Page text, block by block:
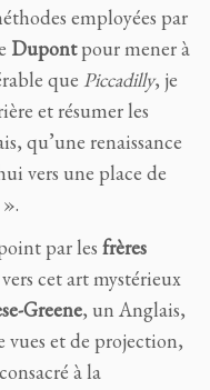
employées par
Dupontpour mener à
que Piccadilly, je
et résumer les
qu’une renaissance
vers une place de
par les frères
cet art mystérieux
Greene, un Anglais,
vues et de projection,
à la